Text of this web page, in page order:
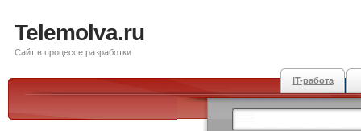
Telemolva.ru
Сайт в процессе разработки
IT-работа